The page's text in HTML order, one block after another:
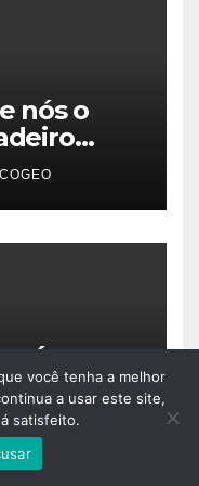
nós o
de
é, como
ser
fenômeno
Brasil e
você tenha a melhor
a usar este site,
satisfeito.